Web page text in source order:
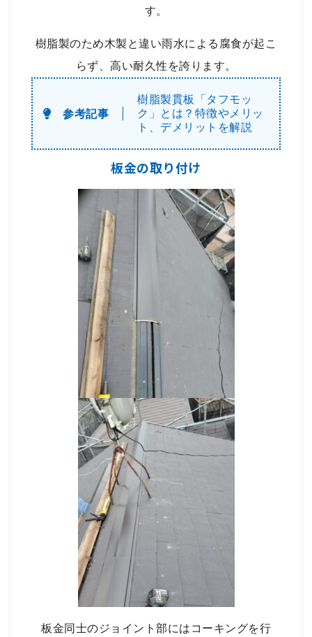
す。
樹脂製のため木製と違い雨水による腐食が起こ
らず、高い耐久性を誇ります。
樹脂製貫板「タフモッ
ク」とは？特徴やメリッ
ト、デメリットを解説
板金の取り付け
板金同士のジョイント部にはコーキングを行